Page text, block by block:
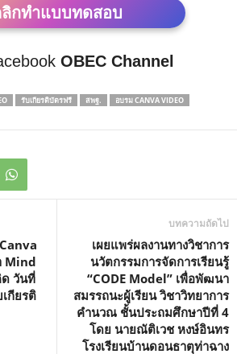
กทำแบบทดสอบ
OBEC Channel
รับเกียรติบัตรฟรี สพฐ.
อบรม CANVA VIDEO
Mind
วันที่
กียรติ
บทความถัดไป
เผยแพร่ผลงานทางวิชาการ
นวัตกรรมการจัดการเรียนรู้
“CODE Model” เพื่อพัฒนา
สมรรถนะผู้เรียน วิชาวิทยาการ
คำนวณ ชั้นประถมศึกษาปีที่ 4
โดย นายณัติเวช หงษ์อินทร
โรงเรียนบ้านดอนธาตุท่าฉาง